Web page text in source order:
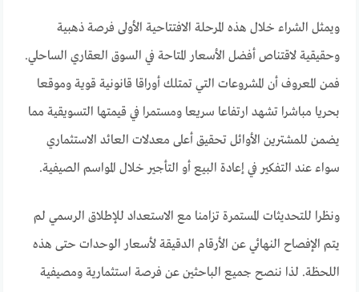
ويمثل الشراء خلال هذه المرحلة الافتتاحية الأولى فرصة ذهبية
وحقيقية لاقتناص أفضل الأسعار المتاحة في السوق العقاري الساحلي.
فمن المعروف أن المشروعات التي تمتلك أوراقا قانونية قوية وموقعا
بحريا مباشرا تشهد ارتفاعا سريعا ومستمرا في قيمتها التسويقية مما
يضمن للمشترين الأوائل تحقيق أعلى معدلات العائد الاستثماري
سواء عند التفكير في إعادة البيع أو التأجير خلال المواسم الصيفية.
ونظرا للتحديثات المستمرة تزامنا مع الاستعداد للإطلاق الرسمي لم
يتم الإفصاح النهائي عن الأرقام الدقيقة لأسعار الوحدات حتى هذه
اللحظة. لذا ننصح جميع الباحثين عن فرصة استثمارية ومصيفية